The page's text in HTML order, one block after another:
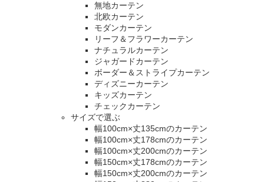
無地カーテン
北欧カーテン
モダンカーテン
リーフ＆フラワーカーテン
ナチュラルカーテン
ジャガードカーテン
ボーダー＆ストライプカーテン
ディズニーカーテン
キッズカーテン
チェックカーテン
サイズで選ぶ
幅100cm×丈135cmのカーテン
幅100cm×丈178cmのカーテン
幅100cm×丈200cmのカーテン
幅150cm×丈178cmのカーテン
幅150cm×丈200cmのカーテン